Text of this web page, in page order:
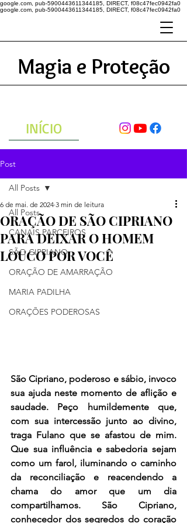
google.com, pub-5900443611344185, DIRECT, f08c47fec0942fa0
google.com, pub-5900443611344185, DIRECT, f08c47fec0942fa0
Magia e Proteção
INÍCIO
Post
All Posts
CANAIS PARCEIROS
SÃO CIPRIANO
ORAÇÃO DE AMARRAÇÃO
MARIA PADILHA
ORAÇÕES PODEROSAS
All Posts
ORAÇÃO DE SÃO CIPRIANO
PARA DEIXAR O HOMEM
LOUCO POR VOCÊ
6 de mai. de 2024 3 min de leitura
São Cipriano, poderoso e sábio, invoco
sua ajuda neste momento de aflição e
saudade. Peço humildemente que,
com sua intercessão junto ao divino,
traga Fulano que se afastou de mim.
Que sua influência e sabedoria sejam
como um farol, iluminando o caminho
da reconciliação e reacendendo a
chama do amor que um dia
compartilhamos. São Cipriano,
conhecedor dos segredos do coração